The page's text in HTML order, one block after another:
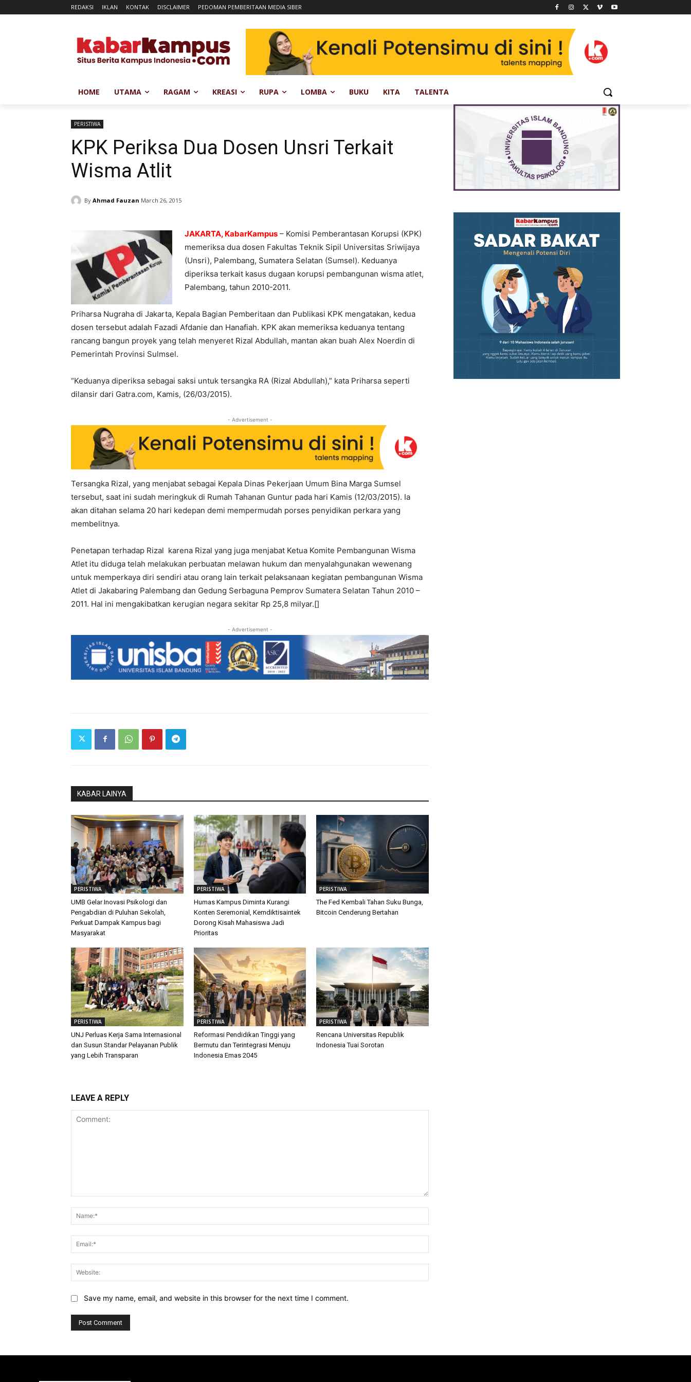
REDAKSI IKLAN KONTAK DISCLAIMER PEDOMAN PEMBERITAAN MEDIA SIBER
HOME UTAMA RAGAM KREASI RUPA LOMBA BUKU KITA TALENTA
PERISTIWA
KPK Periksa Dua Dosen Unsri Terkait
Wisma Atlit
By Ahmad Fauzan March 26, 2015
JAKARTA, KabarKampus – Komisi Pemberantasan Korupsi (KPK)
memeriksa dua dosen Fakultas Teknik Sipil Universitas Sriwijaya
(Unsri), Palembang, Sumatera Selatan (Sumsel). Keduanya
diperiksa terkait kasus dugaan korupsi pembangunan wisma atlet,
Palembang, tahun 2010-2011.
Priharsa Nugraha di Jakarta, Kepala Bagian Pemberitaan dan Publikasi KPK mengatakan, kedua
dosen tersebut adalah Fazadi Afdanie dan Hanafiah. KPK akan memeriksa keduanya tentang
rancang bangun proyek yang telah menyeret Rizal Abdullah, mantan akan buah Alex Noerdin di
Pemerintah Provinsi Sulmsel.
“Keduanya diperiksa sebagai saksi untuk tersangka RA (Rizal Abdullah),” kata Priharsa seperti
dilansir dari Gatra.com, Kamis, (26/03/2015).
- Advertisement -
Tersangka Rizal, yang menjabat sebagai Kepala Dinas Pekerjaan Umum Bina Marga Sumsel
tersebut, saat ini sudah meringkuk di Rumah Tahanan Guntur pada hari Kamis (12/03/2015). Ia
akan ditahan selama 20 hari kedepan demi mempermudah porses penyidikan perkara yang
membelitnya.
Penetapan terhadap Rizal karena Rizal yang juga menjabat Ketua Komite Pembangunan Wisma
Atlet itu diduga telah melakukan perbuatan melawan hukum dan menyalahgunakan wewenang
untuk memperkaya diri sendiri atau orang lain terkait pelaksanaan kegiatan pembangunan Wisma
Atlet di Jakabaring Palembang dan Gedung Serbaguna Pemprov Sumatera Selatan Tahun 2010 –
2011. Hal ini mengakibatkan kerugian negara sekitar Rp 25,8 milyar.[]
- Advertisement -
KABAR LAINYA
PERISTIWA
UMB Gelar Inovasi Psikologi dan
Pengabdian di Puluhan Sekolah,
Perkuat Dampak Kampus bagi
Masyarakat
PERISTIWA
Humas Kampus Diminta Kurangi
Konten Seremonial, Kemdiktisaintek
Dorong Kisah Mahasiswa Jadi
Prioritas
PERISTIWA
The Fed Kembali Tahan Suku Bunga,
Bitcoin Cenderung Bertahan
PERISTIWA
UNJ Perluas Kerja Sama Internasional
dan Susun Standar Pelayanan Publik
yang Lebih Transparan
PERISTIWA
Reformasi Pendidikan Tinggi yang
Bermutu dan Terintegrasi Menuju
Indonesia Emas 2045
PERISTIWA
Rencana Universitas Republik
Indonesia Tuai Sorotan
LEAVE A REPLY
Save my name, email, and website in this browser for the next time I comment.